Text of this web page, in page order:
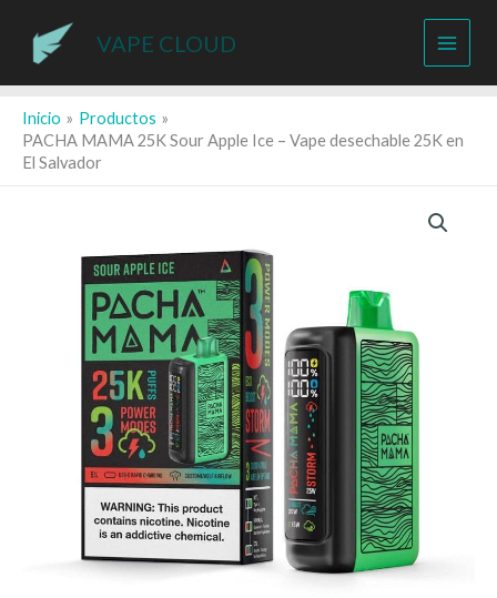
contenido
VAPE CLOUD
Inicio
Productos
PACHA MAMA 25K Sour Apple Ice – Vape desechable 25K en
El Salvador